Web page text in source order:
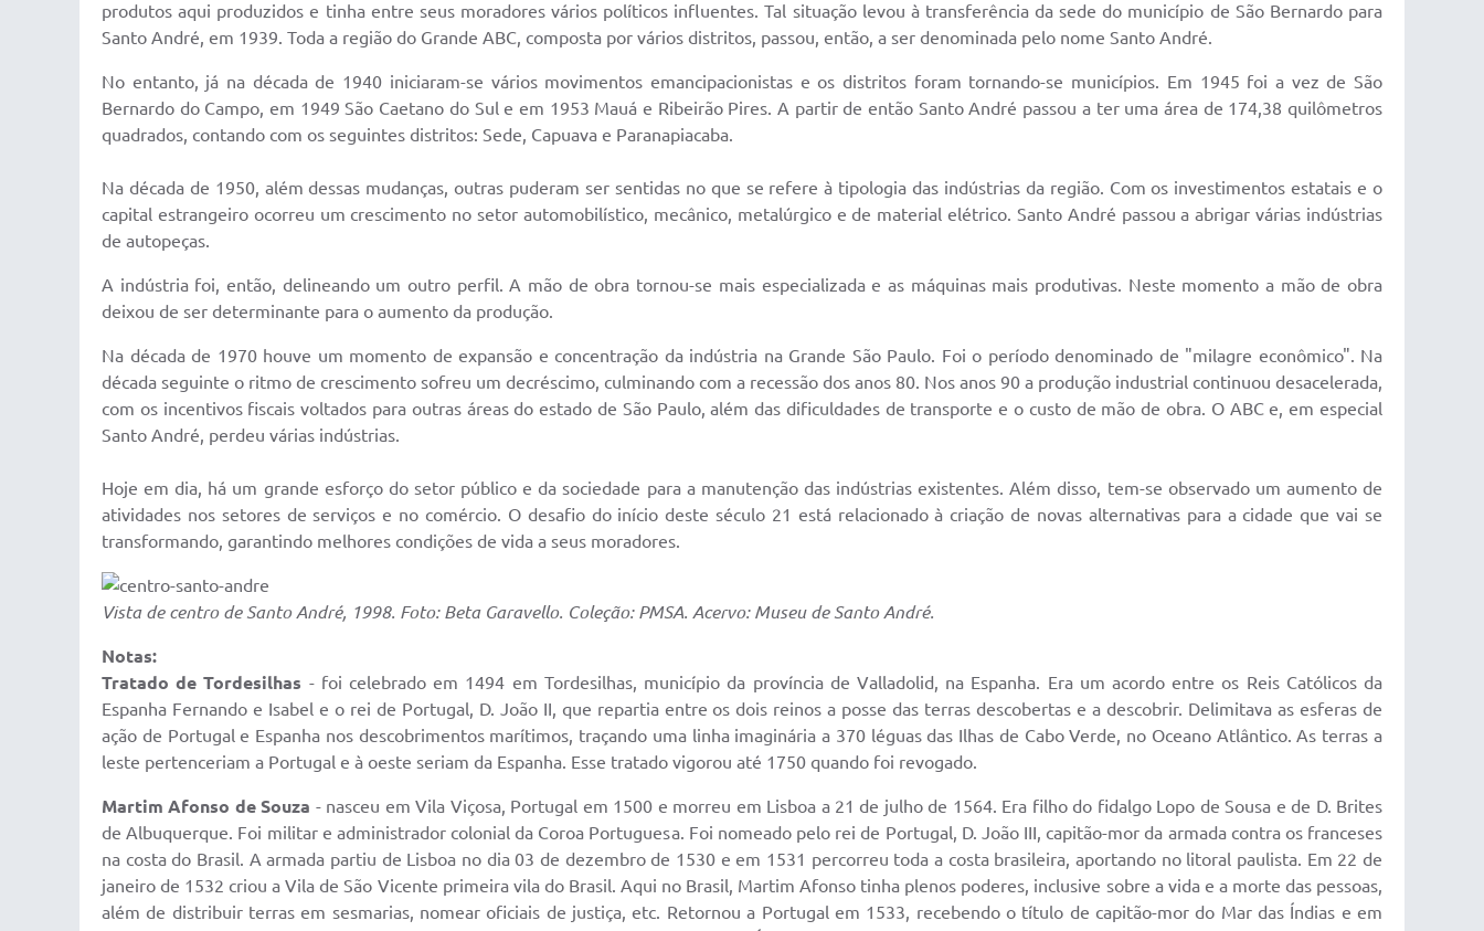
produtos aqui produzidos e tinha entre seus moradores vários políticos influentes. Tal situação levou à transferência da sede do município de São Bernardo para
Santo André, em 1939. Toda a região do Grande ABC, composta por vários distritos, passou, então, a ser denominada pelo nome Santo André.
No entanto, já na década de 1940 iniciaram-se vários movimentos emancipacionistas e os distritos foram tornando-se municípios. Em 1945 foi a vez de São
Bernardo do Campo, em 1949 São Caetano do Sul e em 1953 Mauá e Ribeirão Pires. A partir de então Santo André passou a ter uma área de 174,38 quilômetros
quadrados, contando com os seguintes distritos: Sede, Capuava e Paranapiacaba.
Na década de 1950, além dessas mudanças, outras puderam ser sentidas no que se refere à tipologia das indústrias da região. Com os investimentos estatais e o
capital estrangeiro ocorreu um crescimento no setor automobilístico, mecânico, metalúrgico e de material elétrico. Santo André passou a abrigar várias indústrias
de auto­peças.
A indústria foi, então, delineando um outro perfil. A mão de obra tornou-se mais especializada e as máquinas mais produtivas. Neste momento a mão de obra
deixou de ser determinante para o aumento da produção.
Na década de 1970 houve um momento de expansão e concentração da indústria na Grande São Paulo. Foi o período denominado de "milagre econômico". Na
década seguinte o ritmo de crescimento sofreu um decréscimo, culminando com a recessão dos anos 80. Nos anos 90 a produção industrial continuou desacelerada,
com os incentivos fiscais voltados para outras áreas do estado de São Paulo, além das dificuldades de transporte e o custo de mão de obra. O ABC e, em especial
Santo André, perdeu várias indústrias.
Hoje em dia, há um grande esforço do setor público e da sociedade para a manutenção das indústrias existentes. Além disso, tem-se observado um aumento de
atividades nos setores de serviços e no comércio. O desafio do início deste século 21 está relacionado à criação de novas alternativas para a cidade que vai se
transformando, garantindo melhores condições de vida a seus moradores.
Vista de centro de Santo André, 1998. Foto: Beta Garavello. Coleção: PMSA. Acervo: Museu de Santo André.
Notas:
Tratado de Tordesilhas - foi celebrado em 1494 em Tordesilhas, município da província de Valladolid, na Espanha. Era um acordo entre os Reis Católicos da
Espanha Fernando e Isabel e o rei de Portugal, D. João II, que repartia entre os dois reinos a posse das terras descobertas e a descobrir. Delimitava as esferas de
ação de Portugal e Espanha nos descobrimentos marítimos, traçando uma linha imaginária a 370 léguas das Ilhas de Cabo Verde, no Oceano Atlântico. As terras a
leste pertenceriam a Portugal e à oeste seriam da Espanha. Esse tratado vigorou até 1750 quando foi revogado.
Martim Afonso de Souza - nasceu em Vila Viçosa, Portugal em 1500 e morreu em Lisboa a 21 de julho de 1564. Era filho do fidalgo Lopo de Sousa e de D. Brites
de Albuquerque. Foi militar e administrador colonial da Coroa Portuguesa. Foi nomeado pelo rei de Portugal, D. João III, capitão-mor da armada contra os franceses
na costa do Brasil. A armada partiu de Lisboa no dia 03 de dezembro de 1530 e em 1531 percorreu toda a costa brasileira, aportando no litoral paulista. Em 22 de
janeiro de 1532 criou a Vila de São Vicente primeira vila do Brasil. Aqui no Brasil, Martim Afonso tinha plenos poderes, inclusive sobre a vida e a morte das pessoas,
além de distribuir terras em sesmarias, nomear oficiais de justiça, etc. Retornou a Portugal em 1533, recebendo o título de capitão-mor do Mar das Índias e em